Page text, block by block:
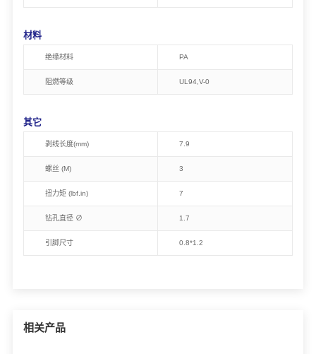
相关产品
材料
绝缘材料 PA
阻燃等级 UL94,V-0
其它
剥线长度(mm) 7.9
螺丝 (M) 3
扭力矩 (lbf.in) 7
钻孔直径 ∅ 1.7
引脚尺寸 0.8*1.2